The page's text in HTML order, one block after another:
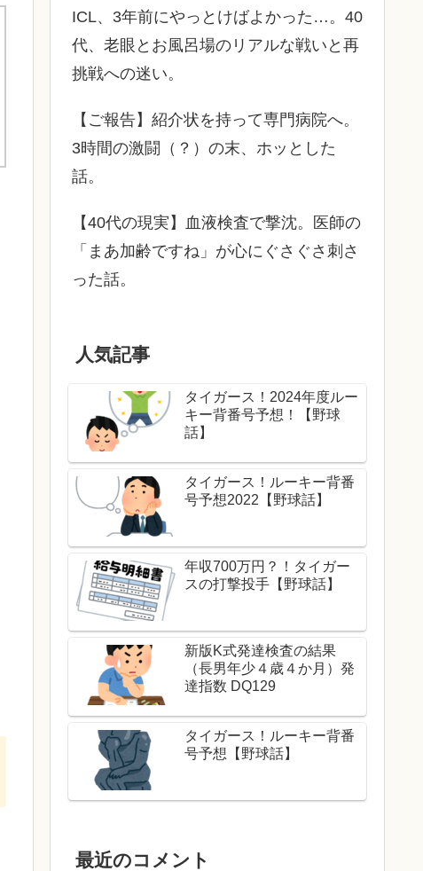
ICL、3年前にやっとけばよかった…。40
代、老眼とお風呂場のリアルな戦いと再
挑戦への迷い。
​【ご報告】紹介状を持って専門病院へ。
3時間の激闘（？）の末、ホッとした
話。
【40代の現実】血液検査で撃沈。医師の
「まあ加齢ですね」が心にぐさぐさ刺さ
った話。
人気記事
タイガース！2024年度ルー
キー背番号予想！【野球
話】
タイガース！ルーキー背番
号予想2022【野球話】
年収700万円？！タイガー
スの打撃投手【野球話】
新版K式発達検査の結果
（長男年少４歳４か月）発
達指数 DQ129
タイガース！ルーキー背番
号予想【野球話】
最近のコメント